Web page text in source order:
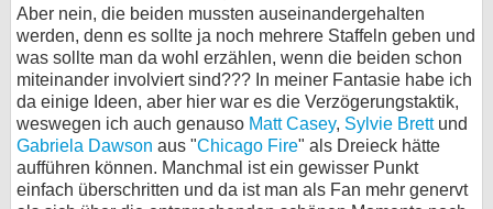
Aber nein, die beiden mussten auseinandergehalten
werden, denn es sollte ja noch mehrere Staffeln geben und
was sollte man da wohl erzählen, wenn die beiden schon
miteinander involviert sind??? In meiner Fantasie habe ich
da einige Ideen, aber hier war es die Verzögerungstaktik,
weswegen ich auch genauso Matt Casey, Sylvie Brettund
Gabriela Dawson aus "Chicago Fire" als Dreieck hätte
aufführen können. Manchmal ist ein gewisser Punkt
einfach überschritten und da ist man als Fan mehr genervt